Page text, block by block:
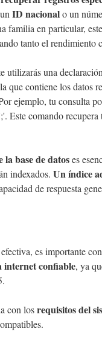
ID nacionalo un
familia en particular,
tanto el rendimiento
utilizarás una
que contiene los datos
ejemplo, tu consulta
comando recupera
la base de datoses
indexados. Un índice
de respuesta
es importante
internet confiable, ya
con losrequisitos del